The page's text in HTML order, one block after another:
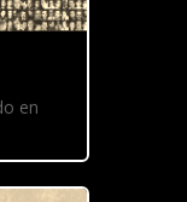
en